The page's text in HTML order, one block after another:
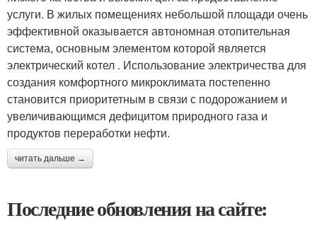
услуги. В жилых помещениях небольшой площади очень
эффективной оказывается автономная отопительная
система, основным элементом которой является
электрический котел . Использование электричества для
создания комфортного микроклимата постепенно
становится приоритетным в связи с подорожанием и
увеличивающимся дефицитом природного газа и
продуктов переработки нефти.
читать дальше →
Последние обновления на сайте: